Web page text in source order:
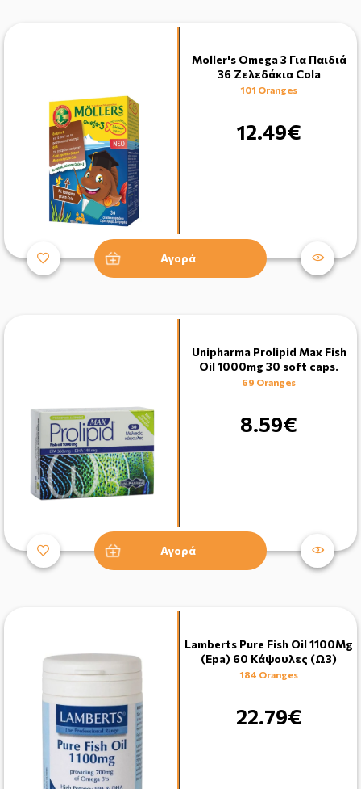
Moller's Omega 3 Για Παιδιά
36 Ζελεδάκια Cola
101 Oranges
12.49€
Αγορά
Unipharma Prolipid Max Fish
Oil 1000mg 30 soft caps.
69 Oranges
8.59€
Αγορά
Lamberts Pure Fish Oil 1100Mg
(Epa) 60 Κάψουλες (Ω3)
184 Oranges
22.79€